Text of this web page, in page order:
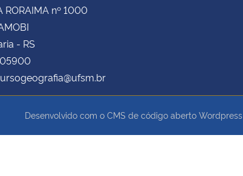
RORAIMA nº 1000
- RS
Desenvolvido com o CMS de código aberto Wordpress